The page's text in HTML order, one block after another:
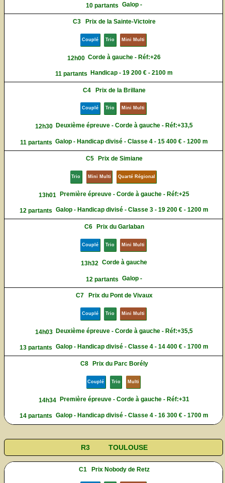
10 partants Galop -
C3 Prix de la Sainte-Victoire
Couplé Trio Mini Multi
12h00 Corde à gauche - Réf:+26
11 partants Handicap - 19 200 € - 2100 m
C4 Prix de la Brillane
Couplé Trio Mini Multi
12h30 Deuxième épreuve - Corde à gauche - Réf:+33,5
11 partants Galop - Handicap divisé - Classe 4 - 15 400 € - 1200 m
C5 Prix de Simiane
Trio Mini Multi Quarté Régional
13h01 Première épreuve - Corde à gauche - Réf:+25
12 partants Galop - Handicap divisé - Classe 3 - 19 200 € - 1200 m
C6 Prix du Garlaban
Couplé Trio Mini Multi
13h32 Corde à gauche
12 partants Galop -
C7 Prix du Pont de Vivaux
Couplé Trio Mini Multi
14h03 Deuxième épreuve - Corde à gauche - Réf:+35,5
13 partants Galop - Handicap divisé - Classe 4 - 14 400 € - 1700 m
C8 Prix du Parc Borély
Couplé Trio Multi
14h34 Première épreuve - Corde à gauche - Réf:+31
14 partants Galop - Handicap divisé - Classe 4 - 16 300 € - 1700 m
R3 TOULOUSE
C1 Prix Nobody de Retz